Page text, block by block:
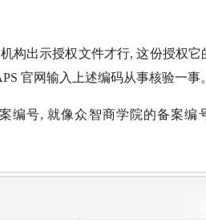
构出示授权文件才行, 这份授权它
官网输入上述编码从事核验一事。
编号, 就像众智商学院的备案编